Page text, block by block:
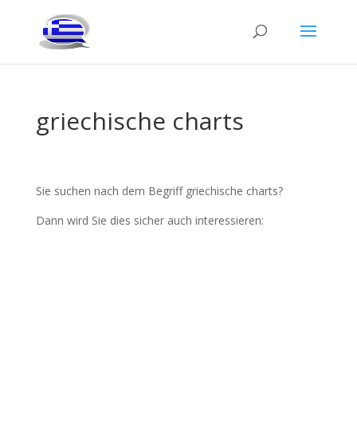
griechische charts
Sie suchen nach dem Begriff griechische charts?
Dann wird Sie dies sicher auch interessieren: